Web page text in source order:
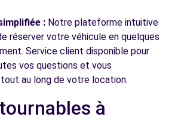
: Notre plateforme intuitive
réserver votre véhicule en quelques
Service client disponible pour
vos questions et vous
au long de votre location.
à